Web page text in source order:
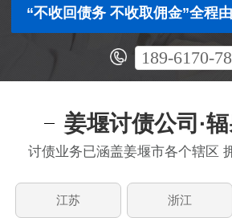
“不收回债务 不收取佣金”全程
189-6170-
姜堰讨债公司·
讨债业务已涵盖姜堰市各个辖区
江苏 浙江